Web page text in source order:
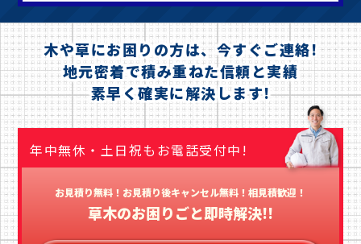
木や草にお困りの方は、今すぐご連絡!
地元密着で積み重ねた信頼と実績
素早く確実に解決します!
年中無休・土日祝もお電話受付中!
お見積り無料！お見積り後キャンセル無料！相見積歓迎！
草木のお困りごと即時解決!!